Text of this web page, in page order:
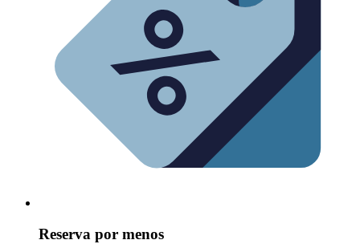
Reserva por menos